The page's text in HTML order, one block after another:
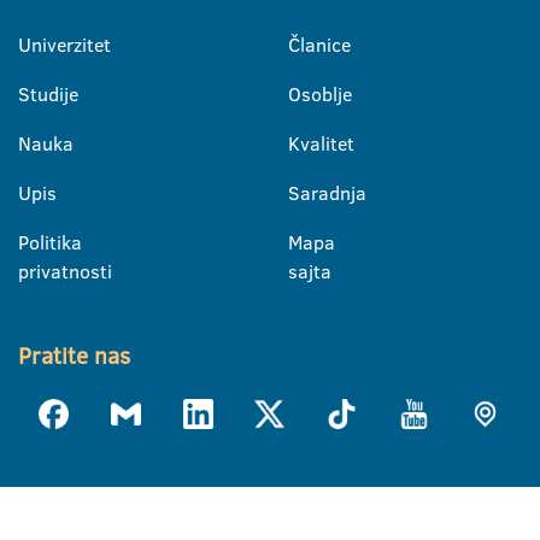
Univerzitet
Studije
Nauka
Upis
Politika
privatnosti
Članice
Osoblje
Kvalitet
Saradnja
Mapa
sajta
Pratite nas